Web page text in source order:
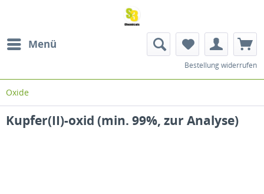
Menü
Bestellung widerrufen
Oxide
Kupfer(II)-oxid (min. 99%, zur Analyse)